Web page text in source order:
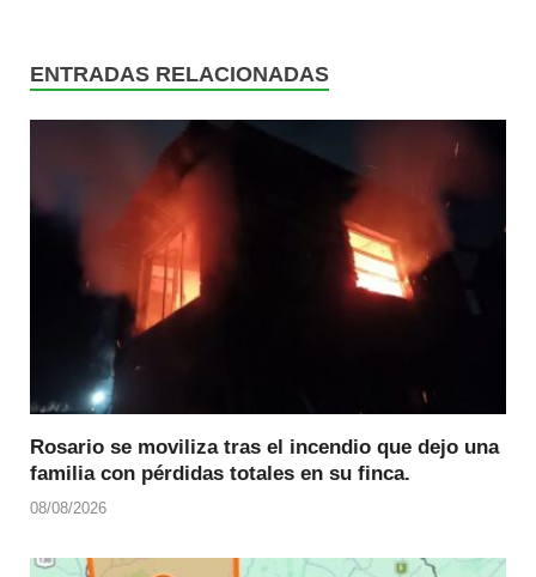
ENTRADAS RELACIONADAS
Rosario se moviliza tras el incendio que dejo una
familia con pérdidas totales en su finca.
08/08/2026